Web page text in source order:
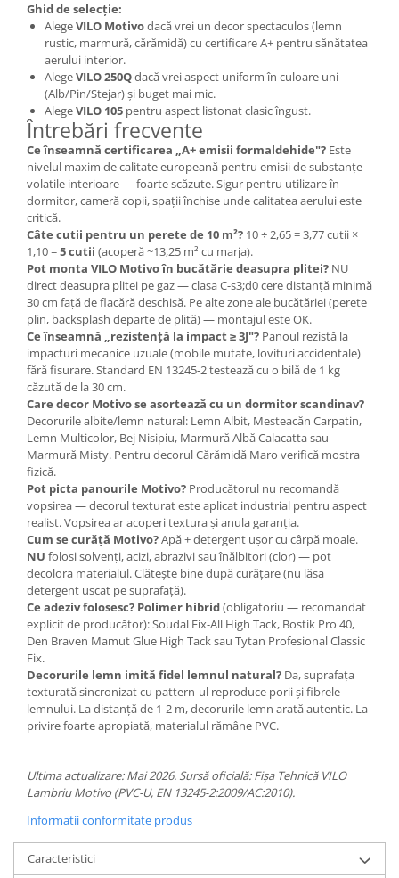
Ghid de selecție:
AlegeVILO Motivodacă vrei un decor spectaculos (lemn
rustic, marmură, cărămidă) cu certificare A+ pentru sănătatea
aerului interior.
AlegeVILO 250Qdacă vrei aspect uniform în culoare uni
(Alb/Pin/Stejar) și buget mai mic.
AlegeVILO 105 pentru aspect listonat clasic îngust.
Întrebări frecvente
Ce înseamnă certificarea „A+ emisii formaldehide"? Este
nivelul maxim de calitate europeană pentru emisii de substanțe
volatile interioare — foarte scăzute. Sigur pentru utilizare în
dormitor, cameră copii, spații închise unde calitatea aerului este
critică.
Câte cutii pentru un perete de 10 m²? 10 ÷ 2,65 = 3,77 cutii ×
1,10 =5 cutii (acoperă ~13,25 m² cu marja).
Pot monta VILO Motivo în bucătărie deasupra plitei? NU
direct deasupra plitei pe gaz — clasa C-s3;d0 cere distanță minimă
30 cm față de flacără deschisă. Pe alte zone ale bucătăriei (perete
plin, backsplash departe de plită) — montajul este OK.
Ce înseamnă „rezistență la impact ≥ 3J"? Panoul rezistă la
impacturi mecanice uzuale (mobile mutate, lovituri accidentale)
fără fisurare. Standard EN 13245-2 testează cu o bilă de 1 kg
căzută de la 30 cm.
Care decor Motivo se asortează cu un dormitor scandinav?
Decorurile albite/lemn natural: Lemn Albit, Mesteacăn Carpatin,
Lemn Multicolor, Bej Nisipiu, Marmură Albă Calacatta sau
Marmură Misty. Pentru decorul Cărămidă Maro verifică mostra
fizică.
Pot picta panourile Motivo? Producătorul nu recomandă
vopsirea — decorul texturat este aplicat industrial pentru aspect
realist. Vopsirea ar acoperi textura și anula garanția.
Cum se curăță Motivo?Apă + detergent ușor cu cârpă moale.
NU folosi solvenți, acizi, abrazivi sau înălbitori (clor) — pot
decolora materialul. Clătește bine după curățare (nu lăsa
detergent uscat pe suprafață).
Ce adeziv folosesc? Polimer hibrid(obligatoriu — recomandat
explicit de producător): Soudal Fix-All High Tack, Bostik Pro 40,
Den Braven Mamut Glue High Tack sau Tytan Profesional Classic
Fix.
Decorurile lemn imită fidel lemnul natural? Da, suprafața
texturată sincronizat cu pattern-ul reproduce porii și fibrele
lemnului. La distanță de 1-2 m, decorurile lemn arată autentic. La
privire foarte apropiată, materialul rămâne PVC.
Ultima actualizare: Mai 2026. Sursă oficială: Fișa Tehnică VILO
Lambriu Motivo (PVC-U, EN 13245-2:2009/AC:2010).
Informatii conformitate produs
Caracteristici